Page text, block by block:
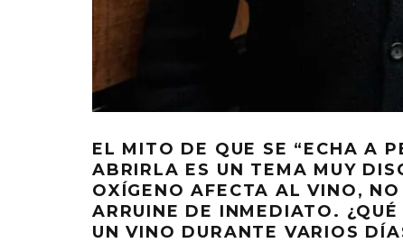
EL MITO DE QUE SE “ECHA A
ABRIRLA ES UN TEMA MUY
OXÍGENO AFECTA AL VINO,
ARRUINE DE INMEDIATO.
UN VINO DURANTE VARIOS